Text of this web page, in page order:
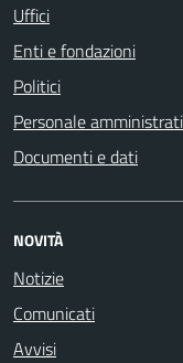
Uffici
Enti e fondazioni
Politici
Personale
Documenti e dati
NOVITÀ
Notizie
Comunicati
Avvisi